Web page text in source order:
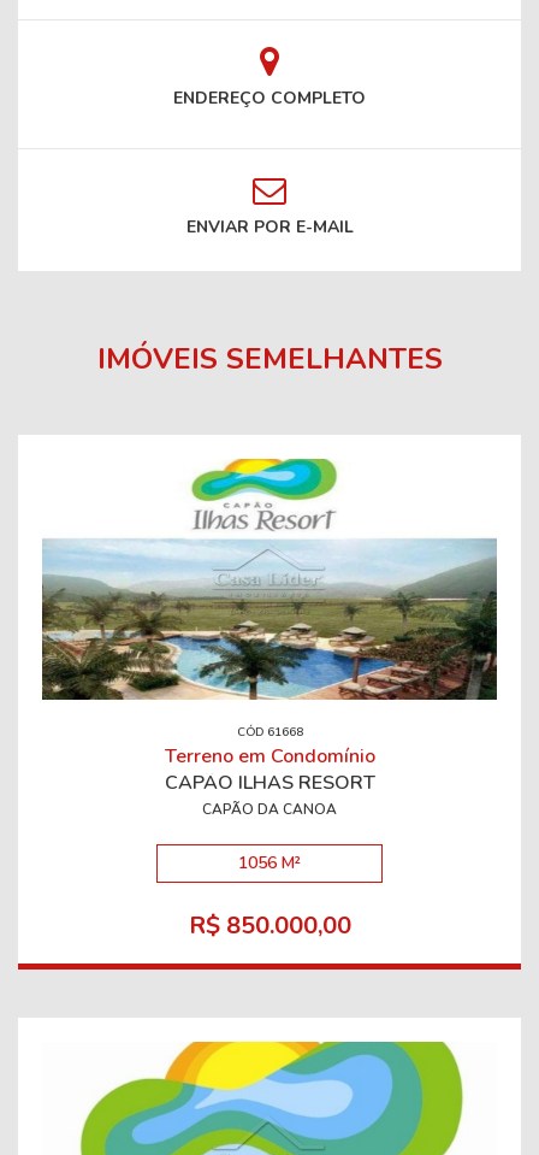
ENDEREÇO COMPLETO
ENVIAR POR E-MAIL
IMÓVEIS SEMELHANTES
CÓD 61668
Terreno em Condomínio
CAPÃO ILHAS RESORT
CAPÃO DA CANOA
1056 M²
R$ 850.000,00